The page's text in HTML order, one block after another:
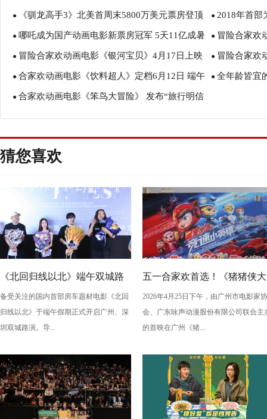
少年英雄初长成 验”史诗级冒
● 《驯龙高手3》北美首周末5800万美元票房登顶
权威媒体集体力荐称其完美结局
● 2018年首部
源》定档清明
● 哪吒成为国产动画电影新票房冠军 5天11亿成暑
期档最大黑马！
● 冒险合家欢
V5战队守卫
● 冒险合家欢动画电影《银河宝贝》4月17日上映
V5战队启动机甲形态
● 冒险合家欢
4月17日战斗
● 合家欢动画电影《饮料超人》定档6月12日 端午
必看 欢乐开战
● 全年龄皆宜
● 合家欢动画电影《笨鸟大冒险》 发布“旅行明信
片” 这个暑期一起云旅行
猜您喜欢
《北回归线以北》端午双城路
演，定档6月26日奔赴山海
备受关注的国内首部房车题材电影《北回
归线以北》于端午假期正式开启广州、深
圳双城路演。导...
五一合家欢首选！《猪猪侠大
电影之竞速小英雄》广州首映
欢乐狂飙
2026年4月25日下午，由广州市电影家协
会、广东咏声动漫股份有限公司联合主
的首映在广州《猪...